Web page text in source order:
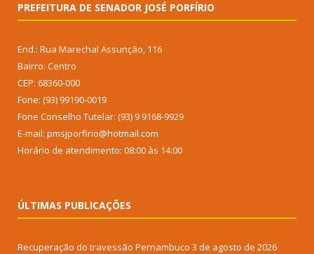
PREFEITURA DE SENADOR JOSÉ PORFÍRIO
End.: Rua Marechal Assunção, 116
Bairro: Centro
CEP: 68360-000
Fone: (93) 99190-0019
Fone Conselho Tutelar: (93) 9 9168-9929
E-mail: pmsjporfirio@hotmail.com
Horário de atendimento: 08:00 às 14:00
ÚLTIMAS PUBLICAÇÕES
Recuperação do travessão Pernambuco 3 de agosto de 2026